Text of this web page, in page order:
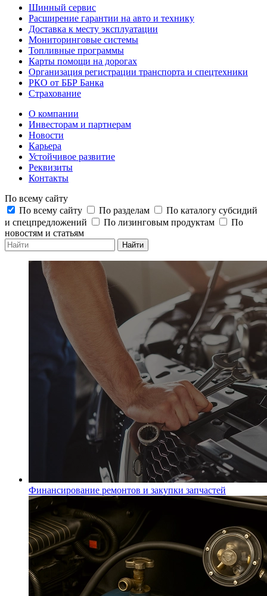
Шинный сервис
Расширение гарантии на авто и технику
Доставка к месту эксплуатации
Мониторинговые системы
Топливные программы
Карты помощи на дорогах
Организация регистрации транспорта и спецтехники
РКО от ББР Банка
Страхование
О компании
Инвесторам и партнерам
Новости
Карьера
Устойчивое развитие
Реквизиты
Контакты
По всему сайту
По всему сайту
По разделам
По каталогу субсидий
и спецпредложений
По лизинговым продуктам
По
новостям и статьям
Найти
Финансирование ремонтов и закупки запчастей